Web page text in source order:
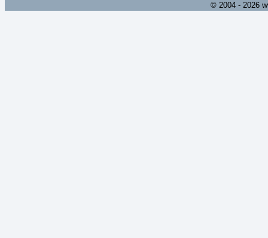
© 2004 - 2026